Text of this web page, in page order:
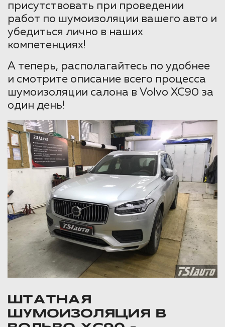
присутствовать при проведении
работ по шумоизоляции вашего авто и
убедиться лично в наших
компетенциях!
А теперь, располагайтесь по удобнее
и смотрите описание всего процесса
шумоизоляции салона в Volvo XC90 за
один день!
ШТАТНАЯ
ШУМОИЗОЛЯЦИЯ В